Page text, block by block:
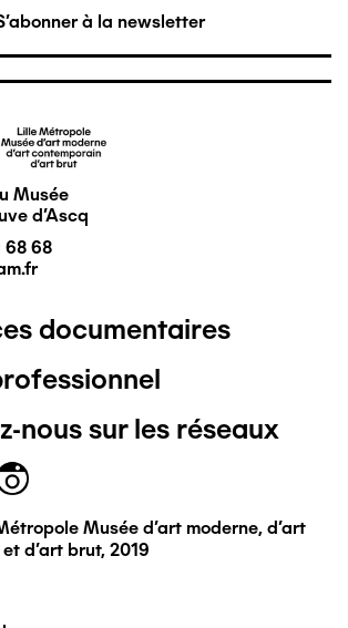
à la newsletter
Musée
d'Ascq
68 68
documentaires
nous sur les réseaux
Musée d'art moderne, d'art
d'art brut, 2019